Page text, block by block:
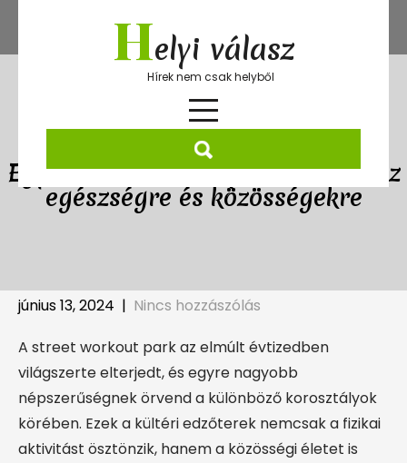
content
Helyi válasz
Hírek nem csak helyből
Egy street workout park hatása az
egészségre és közösségekre
június 13, 2024 | Nincs hozzászólás
A street workout park az elmúlt évtizedben
világszerte elterjedt, és egyre nagyobb
népszerűségnek örvend a különböző korosztályok
körében. Ezek a kültéri edzőterek nemcsak a fizikai
aktivitást ösztönzik, hanem a közösségi életet is